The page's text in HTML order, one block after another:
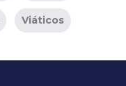
Viáticos